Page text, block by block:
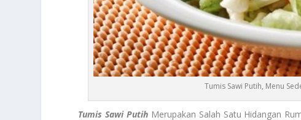
Tumis Sawi Putih, Menu
Tumis Sawi PutihMerupakan Salah Satu Hidangan